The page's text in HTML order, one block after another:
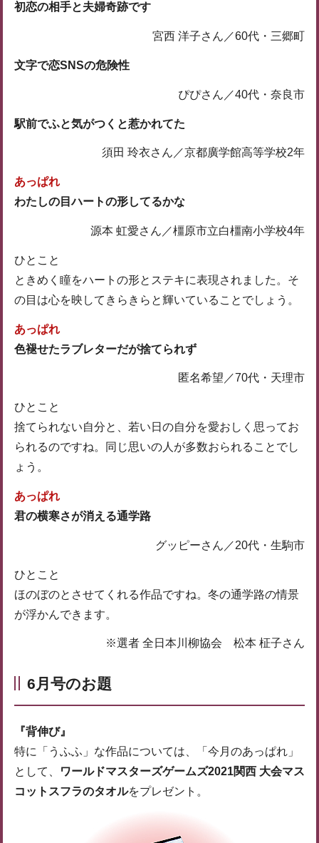
初恋の相手と夫婦奇跡です
宮西 洋子さん／60代・三郷町
文字で恋SNSの危険性
ぴぴさん／40代・奈良市
駅前でふと気がつくと惹かれてた
須田 玲衣さん／京都廣学館高等学校2年
あっぱれ
わたしの目ハートの形してるかな
源本 虹愛さん／橿原市立白橿南小学校4年
ひとこと
ときめく瞳をハートの形とステキに表現されました。そ
の目は心を映してきらきらと輝いていることでしょう。
あっぱれ
色褪せたラブレターだが捨てられず
匿名希望／70代・天理市
ひとこと
捨てられない自分と、若い日の自分を愛おしく思ってお
られるのですね。同じ思いの人が多数おられることでし
ょう。
あっぱれ
君の横寒さが消える通学路
グッピーさん／20代・生駒市
ひとこと
ほのぼのとさせてくれる作品ですね。冬の通学路の情景
が浮かんできます。
※選者 全日本川柳協会 松本 柾子さん
6月号のお題
『背伸び』
特に「うふふ」な作品については、「今月のあっぱれ」
として、
ワールドマスターズゲームズ2021関西 大会マス
コットスフラのタオルをプレゼント。